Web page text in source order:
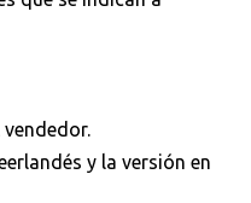
y la versión en